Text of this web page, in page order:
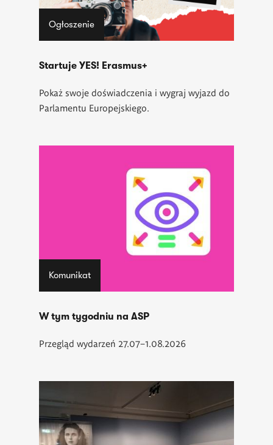
Ogłoszenie
Startuje YES! Erasmus+
Pokaż swoje doświadczenia i wygraj wyjazd do
Parlamentu Europejskiego.
Komunikat
W tym tygodniu na ASP
Przegląd wydarzeń 27.07–1.08.2026